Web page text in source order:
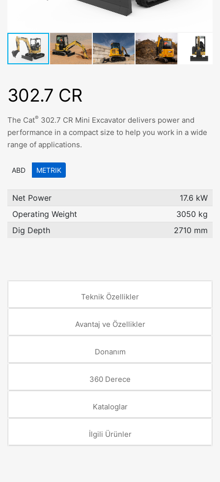
302.7 CR
The Cat® 302.7 CR Mini Excavator delivers power and
performance in a compact size to help you work in a wide
range of applications.
ABD METRIK
Net Power
17.6 kW
Operating Weight
3050 kg
Dig Depth
2710 mm
Teknik Özellikler
Avantaj ve Özellikler
Donanım
360 Derece
Kataloglar
İlgili Ürünler